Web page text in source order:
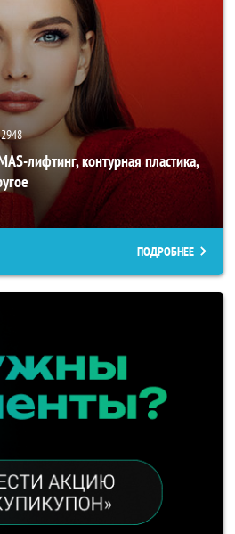
2948
лифтинг, контурная пластика,
ПОДРОБНЕЕ